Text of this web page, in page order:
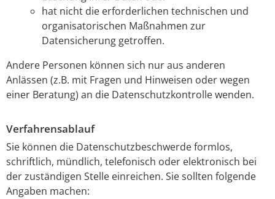
hat nicht die erforderlichen technischen und
organisatorischen Maßnahmen zur
Datensicherung getroffen.
Andere Personen können sich nur aus anderen
Anlässen (z.B. mit Fragen und Hinweisen oder wegen
einer Beratung) an die Datenschutzkontrolle wenden.
Verfahrensablauf
Sie können die Datenschutzbeschwerde formlos,
schriftlich, mündlich, telefonisch oder elektronisch bei
der zuständigen Stelle einreichen. Sie sollten folgende
Angaben machen: